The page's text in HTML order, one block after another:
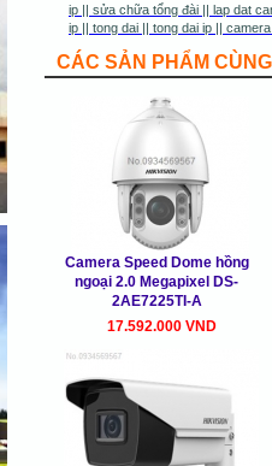
ip || sửa chữa tổng đài || lap dat
ip || tong dai || tong dai ip ||
CÁC SẢN PHẨM
Camera Speed Dome hồng
ngoại 2.0 Megapixel DS-
2AE7225TI-A
17.592.000 VND